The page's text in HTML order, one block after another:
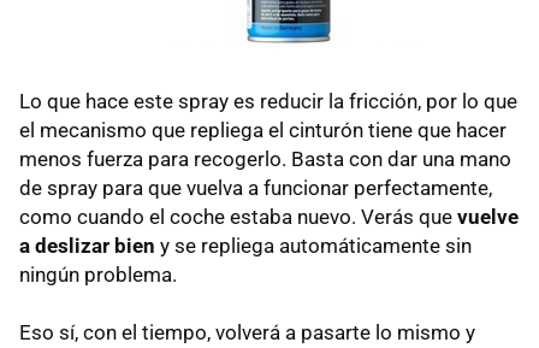
Lo que hace este spray es reducir la fricción, por lo que
el mecanismo que repliega el cinturón tiene que hacer
menos fuerza para recogerlo. Basta con dar una mano
de spray para que vuelva a funcionar perfectamente,
como cuando el coche estaba nuevo. Verás que vuelve
a deslizar bien y se repliega automáticamente sin
ningún problema.
Eso sí, con el tiempo, volverá a pasarte lo mismo y